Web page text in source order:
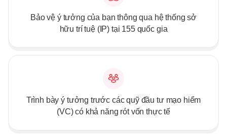
Bảo vệ ý tưởng của bạn thông qua hệ thống sở
hữu trí tuệ (IP) tại 155 quốc gia
Trình bày ý tưởng trước các quỹ đầu tư mạo hiểm
(VC) có khả năng rót vốn thực tế